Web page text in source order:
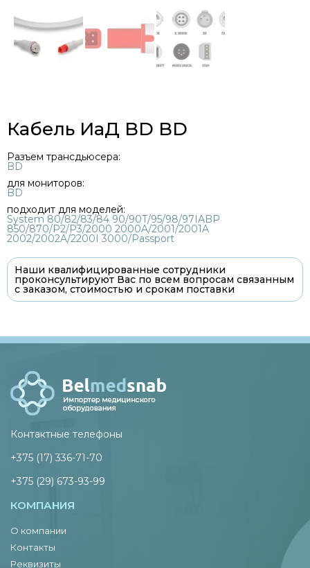
Кабель ИаД BD BD
Разъем трансдьюсера:
BD
для мониторов:
BD
подходит для моделей:
System 80/82/83/84 90/90T/95/98/97IABP
850/870/P2/P3/2000 2000A/2001/2001A
2002/2002A/2200I 3000/Passport
Наши квалифицированные сотрудники
проконсультируют Вас по всем вопросам связанным
с заказом, стоимостью и срокам поставки
Контактные телефоны
+375 (17) 336-71-70
+375 (29) 673-93-99
КОМПАНИЯ
О компании
Контакты
Реквизиты